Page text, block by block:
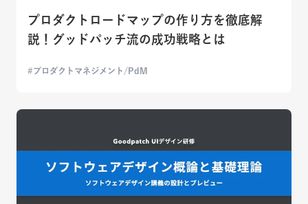
プロダクトロードマップの作り方を徹底解
説！グッドパッチ流の成功戦略とは
プロダクトマネジメント/PdM